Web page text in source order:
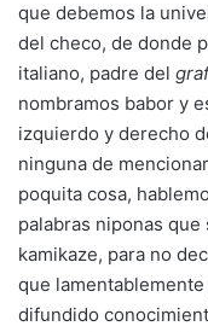
que debemos la
del checo, de donde
italiano, padre del
nombramos babor y
izquierdo y derecho
ninguna de
poquita cosa,
palabras niponas
kamikaze, para no
que
difundido